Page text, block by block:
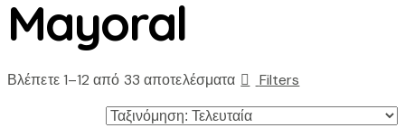
Mayoral
Βλέπετε 1–12 από 33 αποτελέσματα Filters